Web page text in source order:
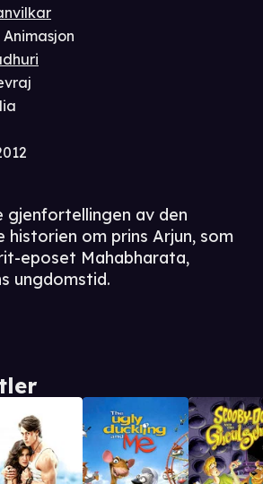
gjenfortellingen av den
historien om prins Arjun, som
eposet Mahabharata,
ungdomstid.